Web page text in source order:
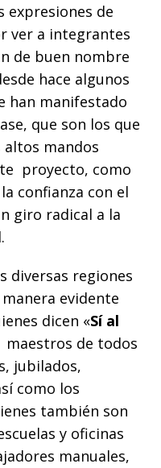
expresiones de
ver a integrantes
de buen nombre
hace algunos
han manifestado
que son los que
altos mandos
proyecto, como
confianza con el
giro radical a la
diversas regiones
evidente
dicen «Sí al
maestros de todos
jubilados,
como los
también son
y oficinas
manuales,